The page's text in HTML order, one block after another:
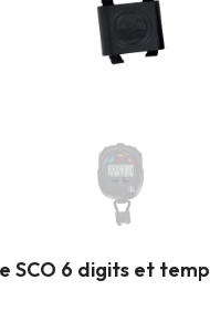
SCO 6 digits et